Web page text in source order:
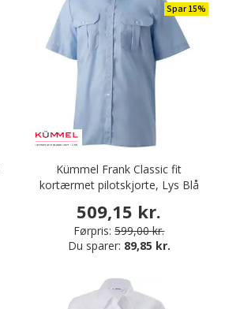
Spar 15%
Kümmel Frank Classic fit
kortærmet pilotskjorte, Lys Blå
509,15 kr.
Førpris: 599,00 kr.
Du sparer: 89,85 kr.